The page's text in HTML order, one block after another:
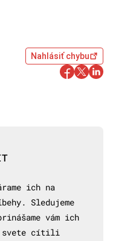
Nahlásiť chybu
ich na
Sledujeme
vám ich
svete cítili